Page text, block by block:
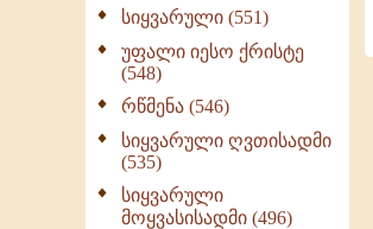
სიყვარული (551)
უფალი იესო ქრისტე
(548)
რწმენა (546)
სიყვარული ღვთისადმი
(535)
სიყვარული
მოყვასისადმი (496)